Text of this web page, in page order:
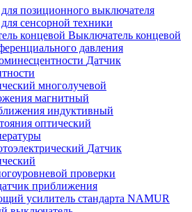
позиционного выключателя
сенсорной техники
Выключатель концевой
давления
Датчик
многолучевой
магнитный
индуктивный
оптический
Датчик
проверки
приближения
усилитель стандарта NAMUR